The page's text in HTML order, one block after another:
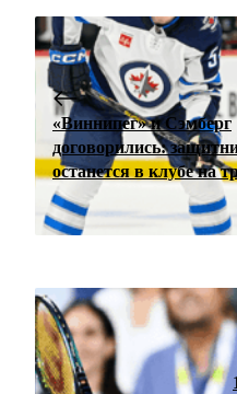
«Виннипег» и Сэмберг
договорились:
останется в клубе на